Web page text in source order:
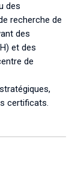
des
recherche de
des
et des
de
certificats.